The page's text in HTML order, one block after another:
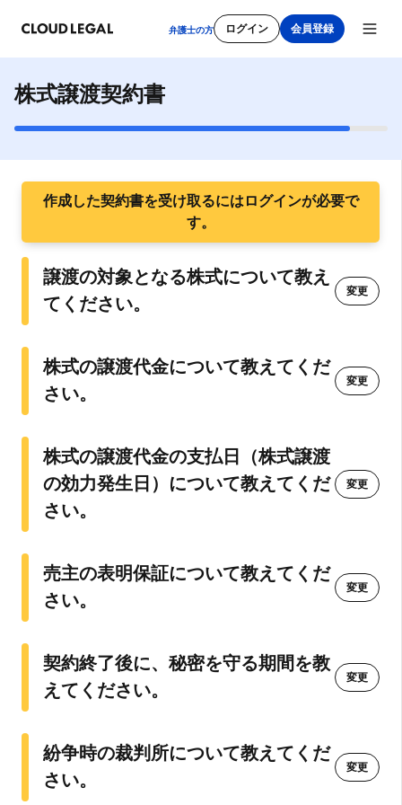
弁護士の方 ログイン 会員登録
株式譲渡契約書
作成した契約書を受け取るにはログインが必要で
す。
譲渡の対象となる株式について教え
てください。
変更
株式の譲渡代金について教えてくだ
さい。
変更
株式の譲渡代金の支払日（株式譲渡
の効力発生日）について教えてくだ
さい。
変更
売主の表明保証について教えてくだ
さい。
変更
契約終了後に、秘密を守る期間を教
えてください。
変更
紛争時の裁判所について教えてくだ
さい。
変更
新規会員登録
パスワード
利用規約をご確認ください。
もしくは以下の方法で 登録 してください
シングルサインオン (SSO)